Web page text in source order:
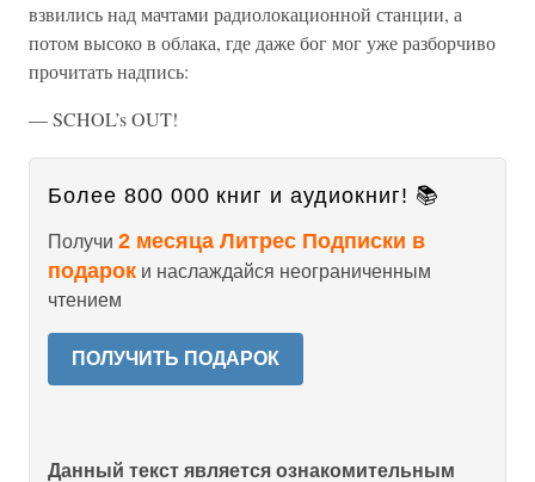
взвились над мачтами радиолокационной станции, а
потом высоко в облака, где даже бог мог уже разборчиво
прочитать надпись:
— SCHOL’s OUT!
Более 800 000 книг и аудиокниг! 📚
Получи 2 месяца Литрес Подписки в
подарок и наслаждайся неограниченным
чтением
ПОЛУЧИТЬ ПОДАРОК
Данный текст является ознакомительным